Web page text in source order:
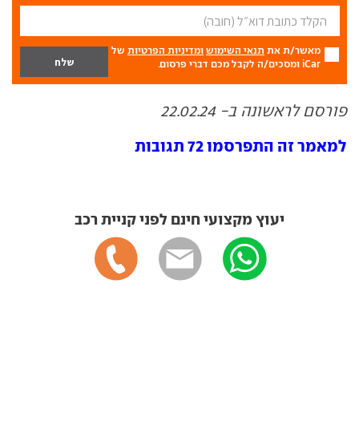
מאשר/ת את תנאי השימוש ומדיניות הפרטיות של
iCar ומסכים/ה לקבל מכם דברי פרסום.
פורסם לראשונה ב- 22.02.24
למאמר זה התפרסמו 72 תגובות
יעוץ מקצועי חינם לפני קניית רכב